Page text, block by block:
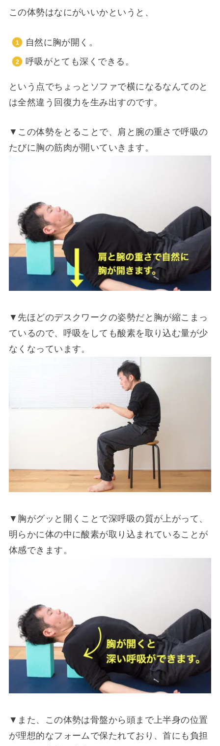
この体勢はなにがいいかというと、
自然に胸が開く。
呼吸がとても深くできる。
という点でちょっとソファで横になるなんてのと
は全然違う回復力を生み出すのです。
▼この体勢をとることで、肩と腕の重さで呼吸の
たびに胸の筋肉が開いていきます。
▼先ほどのデスクワークの姿勢だと胸が縮こまっ
ているので、呼吸をしても酸素を取り込む量が少
なくなっています。
▼胸がグッと開くことで深呼吸の質が上がって、
明らかに体の中に酸素が取り込まれていることが
体感できます。
▼また、この体勢は骨盤から頭まで上半身の位置
が理想的なフォームで保たれており、首にも負担